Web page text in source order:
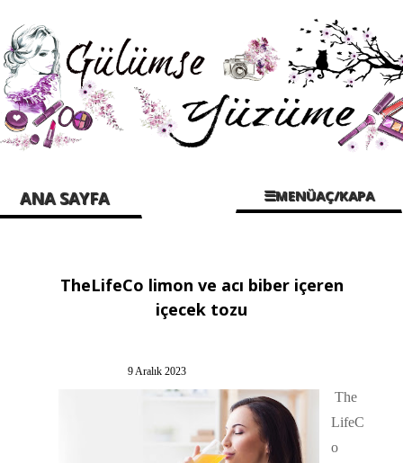
ANA SAYFA ☰MENÜAÇ/KAPA
TheLifeCo limon ve acı biber içeren
içecek tozu
9 Aralık 2023
The
LifeC
o